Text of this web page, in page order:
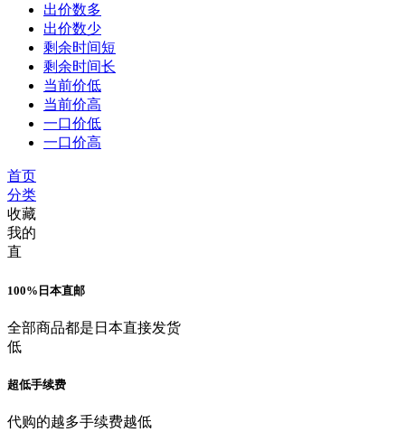
出价数多
出价数少
剩余时间短
剩余时间长
当前价低
当前价高
一口价低
一口价高
首页
分类
收藏
我的
直
100%日本直邮
全部商品都是日本直接发货
低
超低手续费
代购的越多手续费越低